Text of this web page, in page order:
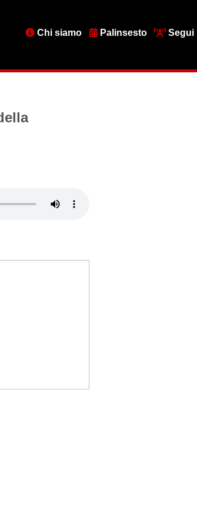
MenuChi siamo Palinsesto Segui